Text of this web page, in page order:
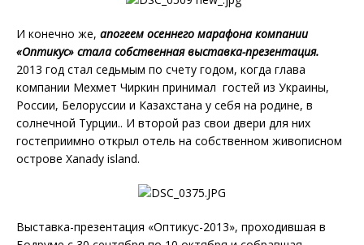
И конечно же, апогеем осеннего марафона компании
«Оптикус» стала собственная выставка-презентация.
2013 год стал седьмым по счету годом, когда глава
компании Мехмет Чиркин принимал гостей из Украины,
России, Белоруссии и Казахстана у себя на родине, в
солнечной Турции.. И второй раз свои двери для них
гостеприимно открыл отель на собственном живописном
острове Xanady island.
Выставка-презентация «Оптикус-2013», проходившая в